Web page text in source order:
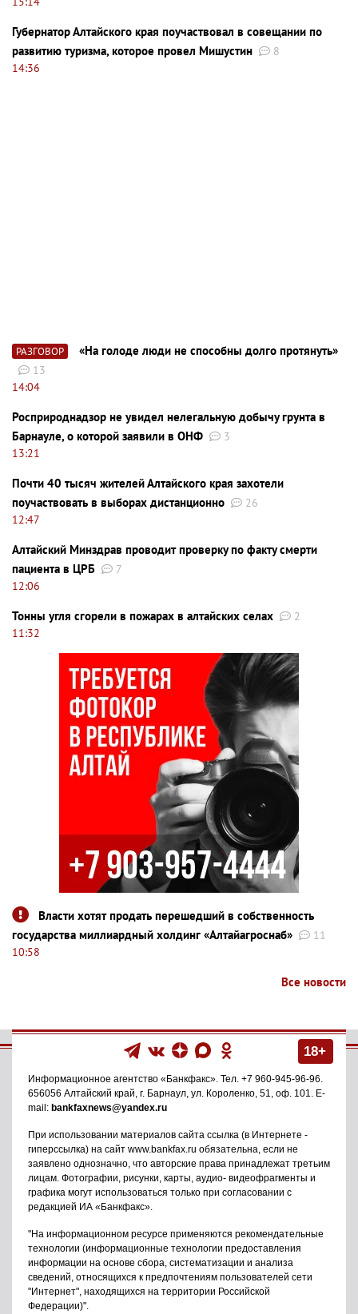
Губернатор Алтайского края поучаствовал в совещании по
развитию туризма, которое провел Мишустин
8
14:36
РАЗГОВОР «На голоде люди не способны долго протянуть»
13
14:04
Росприроднадзор не увидел нелегальную добычу грунта в
Барнауле, о которой заявили в ОНФ
3
13:21
Почти 40 тысяч жителей Алтайского края захотели
поучаствовать в выборах дистанционно
26
12:47
Алтайский Минздрав проводит проверку по факту смерти
пациента в ЦРБ
7
12:06
Тонны угля сгорели в пожарах в алтайских селах
2
11:32
Власти хотят продать перешедший в собственность
государства миллиардный холдинг «Алтайагроснаб»
11
10:58
Все новости
18+
Информационное агентство «Банкфакс» . Тел. +7 960-945-96-96
656056 Алтайский край, г. Барнаул ул. Короленко, 51, оф. 101
. E-
mail: bankfaxnews@yandex.ru
При использовании материалов сайта ссылка (в Интернете -
гиперссылка) на сайт www.bankfax.ru обязательна, если не
заявлено однозначно, что авторские права принадлежат третьим
лицам. Фотографии, рисунки, карты, аудио- видеофрагменты и
графика могут использоваться только при согласовании с
редакцией ИА «Банкфакс».
"На информационном ресурсе применяются рекомендательные
технологии (информационные технологии предоставления
информации на основе сбора, систематизации и анализа
сведений, относящихся к предпочтениям пользователей сети
"Интернет", находящихся на территории Российской
Федерации)".